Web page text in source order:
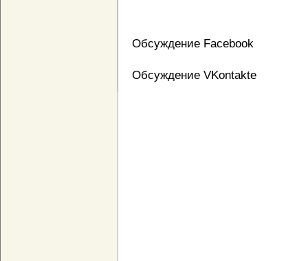
Обсуждение Facebook
Обсуждение VKontakte